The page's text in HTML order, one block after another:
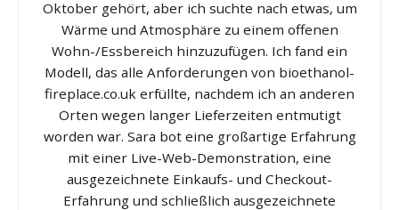
Oktober gehört, aber ich suchte nach etwas, um
Wärme und Atmosphäre zu einem offenen
Wohn-/Essbereich hinzuzufügen. Ich fand ein
Modell, das alle Anforderungen von bioethanol-
fireplace.co.uk erfüllte, nachdem ich an anderen
Orten wegen langer Lieferzeiten entmutigt
worden war. Sara bot eine großartige Erfahrung
mit einer Live-Web-Demonstration, eine
ausgezeichnete Einkaufs- und Checkout-
Erfahrung und schließlich ausgezeichnete